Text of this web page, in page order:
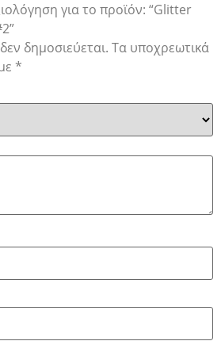
για το προϊόν: “Glitter
δημοσιεύεται. Τα υποχρεωτικά
*